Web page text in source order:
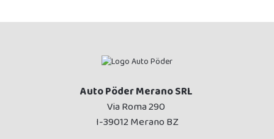
Auto Pöder Merano SRL
Via Roma 290
I-39012 Merano BZ